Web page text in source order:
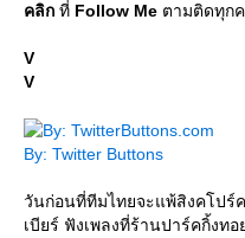
คลิก ที่ Follow Me ตามติดทุก
V
V
By: Twitter Buttons
วันก่อนที่ทีมไทยจะแพ้สิงคโปร์
เบียร์ ฟังเพลงที่ร้านปาร์คกิ้งท